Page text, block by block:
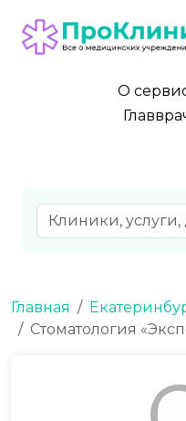
О
Главная
Стоматология